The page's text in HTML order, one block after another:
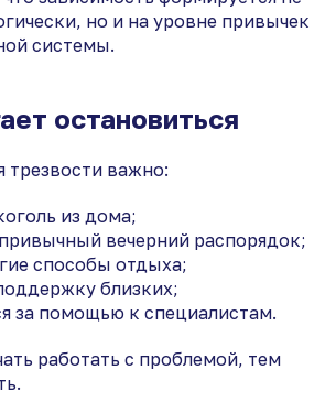
но и на уровне привычек
системы.
остановиться
трезвости важно:
из дома;
вечерний распорядок;
способы отдыха;
близких;
за помощью к специалистам.
работать с проблемой, тем